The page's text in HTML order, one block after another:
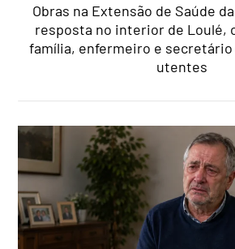
Obras na Extensão de Saúde
resposta no interior de Loulé,
família, enfermeiro e secretário
utentes